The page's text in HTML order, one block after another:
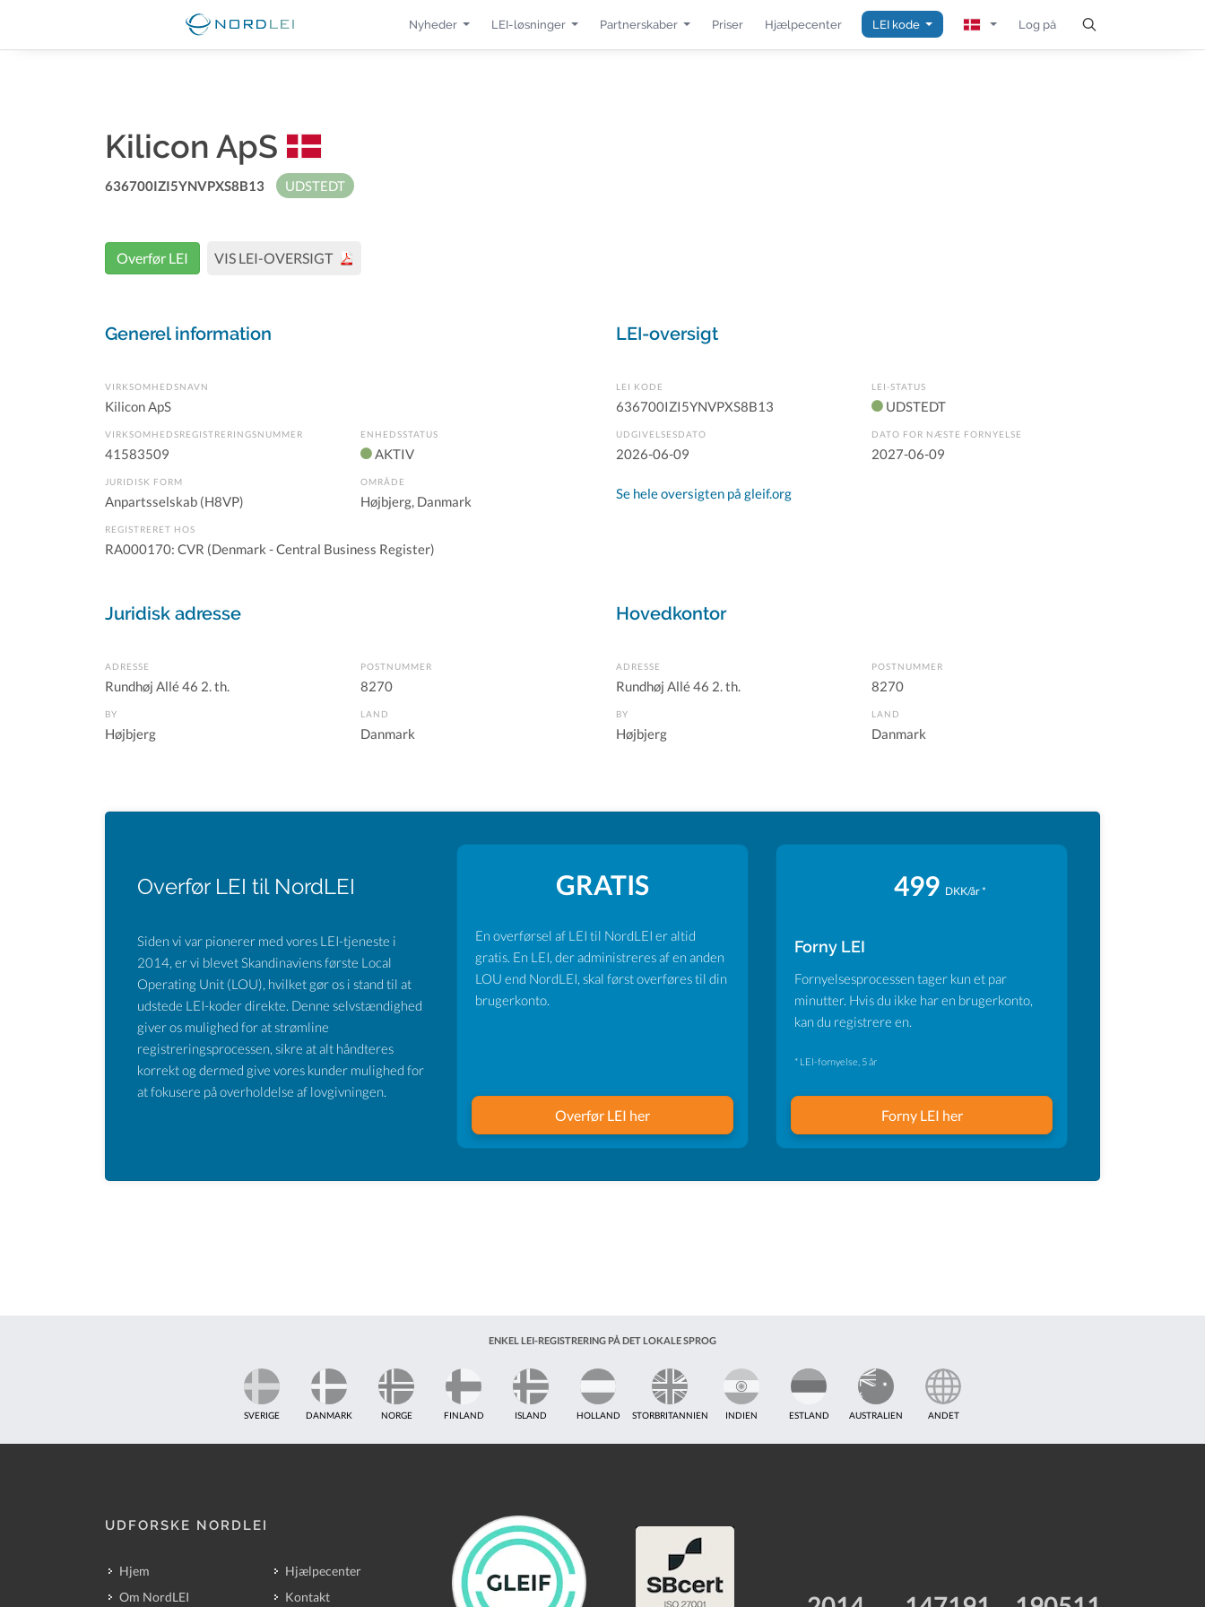
Nyheder LEI-løsninger Partnerskaber Priser Hjælpecenter LEI kode Log på
Kilicon ApS
636700IZI5YNVPXS8B13 UDSTEDT
Overfør LEI VIS LEI-OVERSIGT
Generel information
VIRKSOMHEDSNAVN
Kilicon ApS
VIRKSOMHEDSREGISTRERINGSNUMMER
41583509
ENHEDSSTATUS
AKTIV
JURIDISK FORM
Anpartsselskab (H8VP)
OMRÅDE
Højbjerg, Danmark
REGISTRERET HOS
RA000170: CVR (Denmark - Central Business Register)
LEI-oversigt
LEI KODE
636700IZI5YNVPXS8B13
LEI-STATUS
UDSTEDT
UDGIVELSESDATO
2026-06-09
DATO FOR NÆSTE FORNYELSE
2027-06-09
Se hele oversigten på gleif.org
Juridisk adresse
ADRESSE
Rundhøj Allé 46 2. th.
POSTNUMMER
8270
BY
Højbjerg
LAND
Danmark
Hovedkontor
ADRESSE
Rundhøj Allé 46 2. th.
POSTNUMMER
8270
BY
Højbjerg
LAND
Danmark
Overfør LEI til NordLEI
Siden vi var pionerer med vores LEI-tjeneste i
2014, er vi blevet Skandinaviens første Local
Operating Unit (LOU), hvilket gør os i stand til at
udstede LEI-koder direkte. Denne selvstændighed
giver os mulighed for at strømline
registreringsprocessen, sikre at alt håndteres
korrekt og dermed give vores kunder mulighed for
at fokusere på overholdelse af lovgivningen.
GRATIS
En overførsel af LEI til NordLEI er altid
gratis. En LEI, der administreres af en anden
LOU end NordLEI, skal først overføres til din
brugerkonto.
Overfør LEI her
499 DKK/år *
Forny LEI
Fornyelsesprocessen tager kun et par
minutter. Hvis du ikke har en brugerkonto,
kan du registrere en.
* LEI-fornyelse, 5 år
Forny LEI her
ENKEL LEI-REGISTRERING PÅ DET LOKALE SPROG
SVERIGE DANMARK NORGE FINLAND ISLAND HOLLAND STORBRITANNIEN INDIEN ESTLAND AUSTRALIEN ANDET
UDFORSKE NORDLEI
Hjem
Om NordLEI
Hjælpecenter
Kontakt